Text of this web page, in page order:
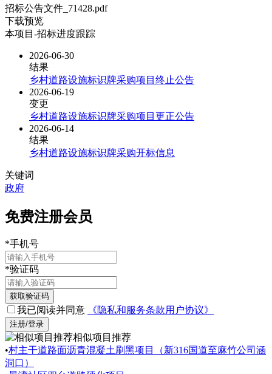
招标公告文件_71428.pdf
下载预览
本项目-招标进度跟踪
2026-06-30
结果
乡村道路设施标识牌采购项目终止公告
2026-06-19
变更
乡村道路设施标识牌采购项目更正公告
2026-06-14
结果
乡村道路设施标识牌采购开标信息
关键词
政府
免费注册会员
*手机号
*验证码
获取验证码
我已阅读并同意 《隐私和服务条款用户协议》
注册/登录
相似项目推荐
•村主干道路面沥青混凝土刷黑项目（新316国道至麻竹公司涵
洞口）